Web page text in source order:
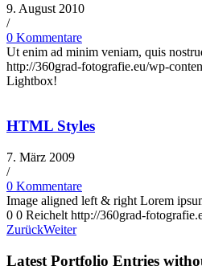
9. August 2010
/
0 Kommentare
Ut enim ad minim veniam, quis
http://360grad-fotografie.eu/wp-
Lightbox!
HTML Styles
7. März 2009
/
0 Kommentare
Image aligned left & right Lorem
0 0 Reichelt http://360grad-
ZurückWeiter
Latest Portfolio Entries